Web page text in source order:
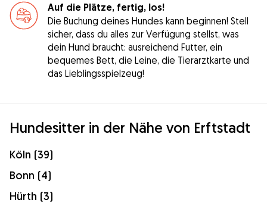
Auf die Plätze, fertig, los!
Die Buchung deines Hundes kann beginnen! Stell
sicher, dass du alles zur Verfügung stellst, was
dein Hund braucht: ausreichend Futter, ein
bequemes Bett, die Leine, die Tierarztkarte und
das Lieblingsspielzeug!
Hundesitter in der Nähe von Erftstadt
Köln (39)
Bonn (4)
Hürth (3)